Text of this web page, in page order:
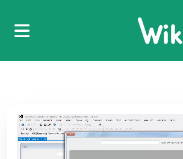
06.6. البنية الشرطية - فصل الحالات switch - المعامل